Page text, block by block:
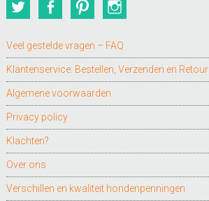
TwitterFacebookPinterest
Veel gestelde vragen – FAQ
Klantenservice: Bestellen, Verzenden en Retour
Algemene voorwaarden
Privacy policy
Klachten?
Over ons
Verschillen en kwaliteit hondenpenningen